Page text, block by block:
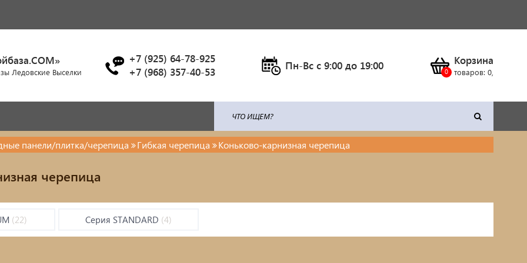
Ледовские Выселки
+7 (925) 64-78-925
+7 (968) 357-40-53
Пн-Вс c 9:00 до 19:00 Корзина
товаров: 0,
ковки
полипропилена
панели/плитка/черепица Гибкая черепица Коньково-карнизная черепица
черепица
(22) Серия STANDARD (4)